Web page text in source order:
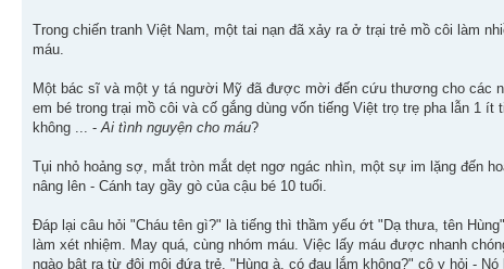
Trong chiến tranh Việt Nam, một tai nạn đã xảy ra ở trại trẻ mồ côi làm
máu.
Một bác sĩ và một y tá người Mỹ đã được mời đến cứu thương cho các
em bé trong trại mồ côi và cố gắng dùng vốn tiếng Việt trọ trẹ pha lẫn 1
không ... - Ai tình nguyện cho máu?
Tụi nhỏ hoảng sợ, mắt tròn mắt dẹt ngơ ngác nhìn, một sự im lặng đến
nâng lên - Cánh tay gầy gò của cậu bé 10 tuổi.
Đáp lại câu hỏi "Cháu tên gì?" là tiếng thì thầm yếu ớt "Dạ thưa, tên
làm xét nhiệm. May quá, cùng nhóm máu. Việc lấy máu được nhanh
ngào bật ra từ đôi môi đứa trẻ. "Hùng à, có đau lắm không?" cô y hỏi -